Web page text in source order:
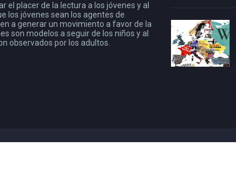
el placer de la lectura a los jóvenes y al
los jóvenes sean los agentes de
a generar un movimiento a favor de la
son modelos a seguir de los niños y al
observados por los adultos.